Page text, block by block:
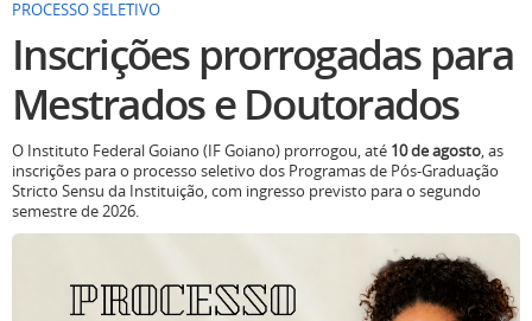
Inscrições prorrogadas para
Mestrados e Doutorados
inscrições para o processo seletivo dos Programas de Pós-Graduação
Stricto Sensu da Instituição, com ingresso previsto para o segundo
semestre de 2026.